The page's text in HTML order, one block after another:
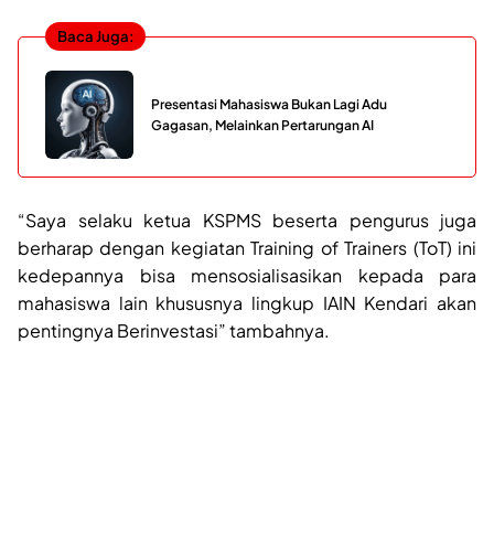
Baca Juga:
Presentasi Mahasiswa Bukan Lagi Adu
Gagasan, Melainkan Pertarungan AI
“Saya selaku ketua KSPMS beserta pengurus juga
berharap dengan kegiatan Training of Trainers (ToT) ini
kedepannya bisa mensosialisasikan kepada para
mahasiswa lain khususnya lingkup IAIN Kendari akan
pentingnya Berinvestasi” tambahnya.